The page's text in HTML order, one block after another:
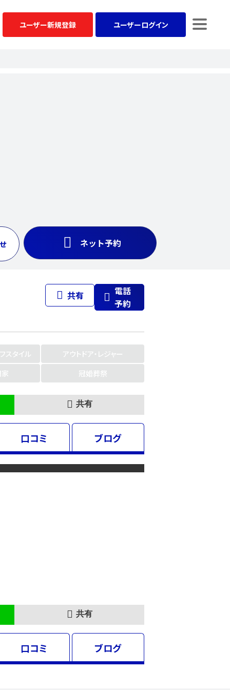
ユーザー新規登録 ユーザーログイン
ネット予約
共有
電話
予約
スタイル
アウトドア・レジャー
冠婚葬祭
共有
口コミ ブログ
共有
口コミ ブログ